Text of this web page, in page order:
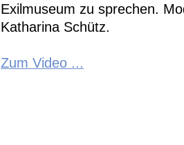
Exilmuseum zu sprechen.
Katharina Schütz.
Zum Video ...